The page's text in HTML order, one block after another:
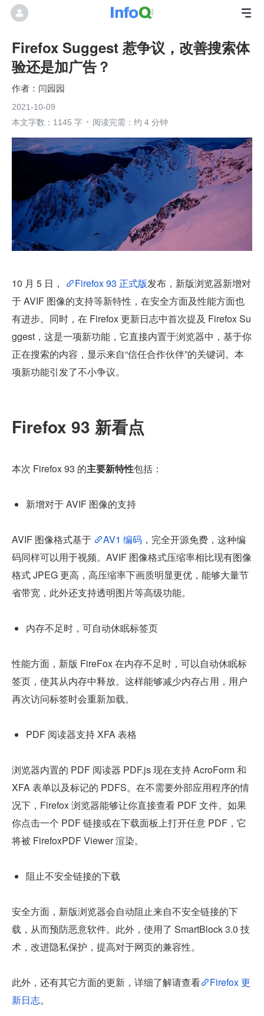
Firefox Suggest 惹争议，改善搜索体
验还是加广告？
闫园园
2021-10-09
本文字数：1145 字
阅读完需：约 4 分钟
10 月 5 日， Firefox 93 正式版发布，新版浏览器新增对
于 AVIF 图像的支持等新特性，在安全方面及性能方面也
有进步。同时，在 Firefox 更新日志中首次提及 Firefox Su
ggest，这是一项新功能，它直接内置于浏览器中，基于你
正在搜索的内容，显示来自“信任合作伙伴”的关键词。本
项新功能引发了不小争议。
Firefox 93 新看点
本次 Firefox 93 的主要新特性包括：
新增对于 AVIF 图像的支持
AVIF 图像格式基于 AV1 编码 ，完全开源免费，这种编
码同样可以用于视频。AVIF 图像格式压缩率相比现有图像
格式 JPEG 更高，高压缩率下画质明显更优，能够大量节
省带宽，此外还支持透明图片等高级功能。
内存不足时，可自动休眠标签页
性能方面，新版 FireFox 在内存不足时，可以自动休眠标
签页，使其从内存中释放。这样能够减少内存占用，用户
再次访问标签时会重新加载。
PDF 阅读器支持 XFA 表格
浏览器内置的 PDF 阅读器 PDF.js 现在支持 AcroForm 和
XFA 表单以及标记的 PDFS。在不需要外部应用程序的情
况下，Firefox 浏览器能够让你直接查看 PDF 文件。如果
你点击一个 PDF 链接或在下载面板上打开任意 PDF，它
将被 FirefoxPDF Viewer 渲染。
阻止不安全链接的下载
安全方面，新版浏览器会自动阻止来自不安全链接的下
载，从而预防恶意软件。此外，使用了 SmartBlock 3.0 技
术，改进隐私保护，提高对于网页的兼容性。
此外，还有其它方面的更新，详细了解请查看
Firefox 更
新日志。